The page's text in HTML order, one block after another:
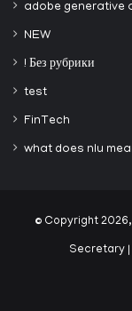
adobe generative
NEW
! Без рубрики
test
FinTech
what does nlu
© Copyright
Secretary